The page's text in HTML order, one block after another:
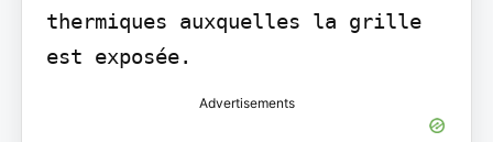
thermiques auxquelles la grille
est exposée.
Advertisements